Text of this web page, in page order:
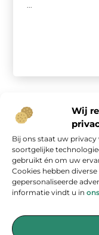
Wij
Bij ons staat uw
soortgelijke
gebruikt én om uw
Cookies hebben
gepersonaliseerde
informatie vindt u in
...
Onze